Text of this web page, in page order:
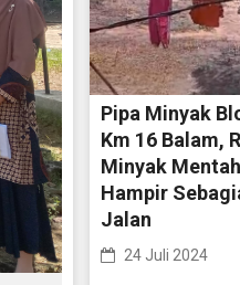
Pipa Minyak
Km 16 Balam,
Minyak
Hampir
Jalan
24 Juli 2024